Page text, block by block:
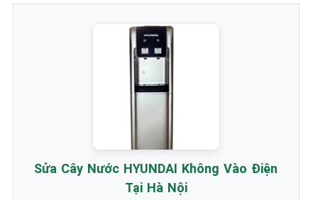
Sửa Cây Nước HYUNDAI Không Vào Điện
Tại Hà Nội